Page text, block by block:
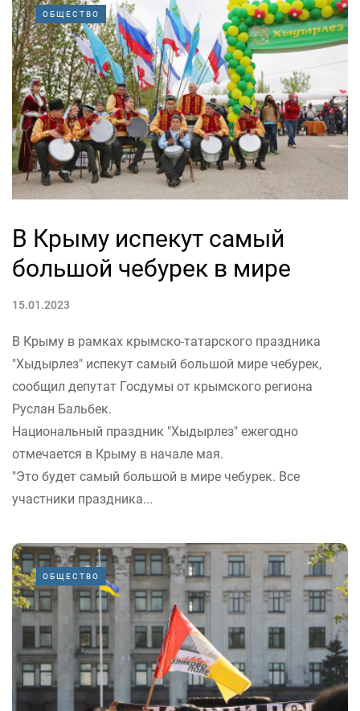
ОБЩЕСТВО
В Крыму испекут самый
большой чебурек в мире
15.01.2023
В Крыму в рамках крымско-татарского праздника
"Хыдырлез" испекут самый большой мире чебурек,
сообщил депутат Госдумы от крымского региона
Руслан Бальбек.
Национальный праздник "Хыдырлез" ежегодно
отмечается в Крыму в начале мая.
"Это будет самый большой в мире чебурек. Все
участники праздника...
ОБЩЕСТВО